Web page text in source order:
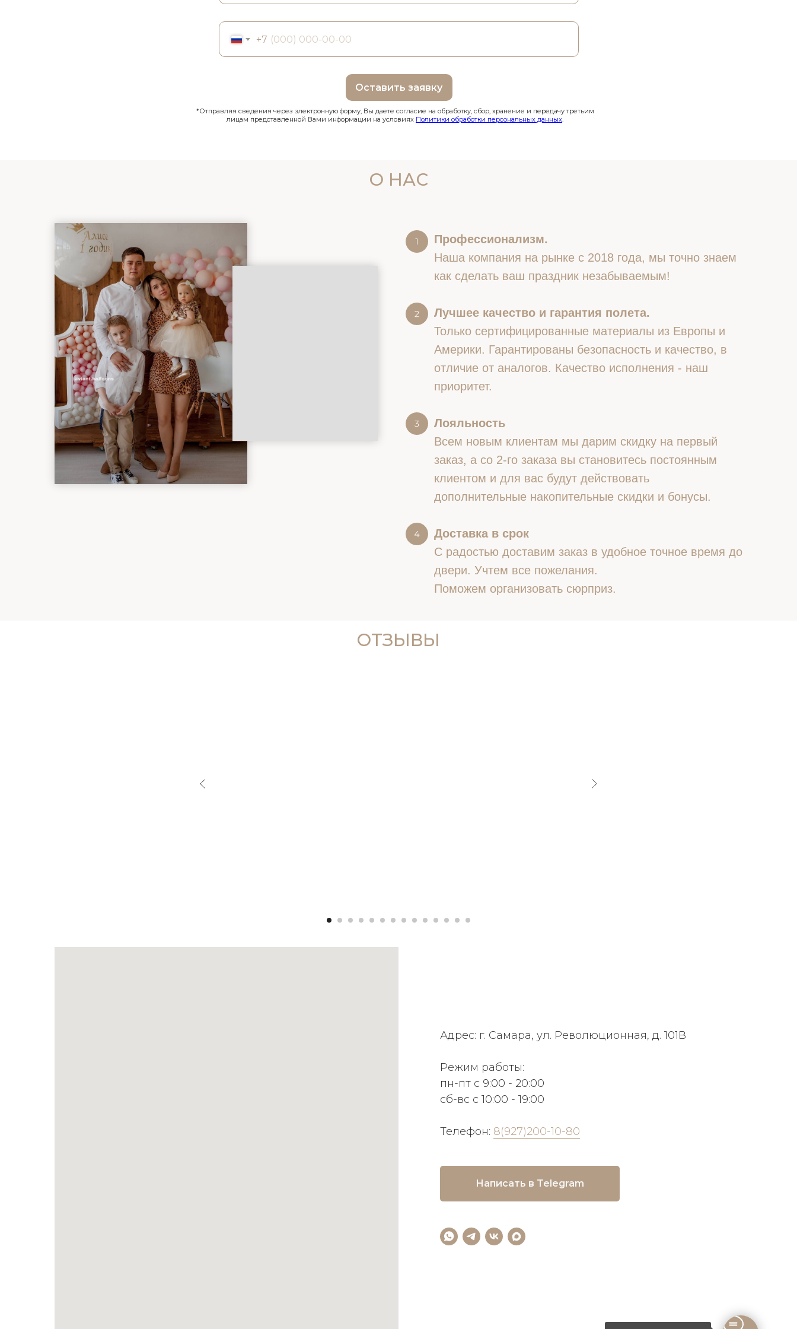
+7
Оставить заявку
*Отправляя сведения через электронную форму, Вы даете согласие на обработку, сбор, хранение и передачу третьим
лицам представленной Вами информации на условиях Политики обработки персональных данных.
О НАС
Профессионализм.
Наша компания на рынке с 2018 года, мы точно знаем
как сделать ваш праздник незабываемым!
Лучшее качество и гарантия полета.
Только сертифицированные материалы из Европы и
Америки. Гарантированы безопасность и качество, в
отличие от аналогов. Качество исполнения - наш
приоритет.
Лояльность
Всем новым клиентам мы дарим скидку на первый
заказ, а со 2-го заказа вы становитесь постоянным
клиентом и для вас будут действовать
дополнительные накопительные скидки и бонусы.
Доставка в срок
С радостью доставим заказ в удобное точное время до
двери. Учтем все пожелания.
Поможем организовать сюрприз.
ОТЗЫВЫ
Адрес: г. Самара, ул. Революционная, д. 101В
Режим работы:
пн-пт с 9:00 - 20:00
сб-вс с 10:00 - 19:00
Телефон: 8(927)200-10-80
Написать в Telegram